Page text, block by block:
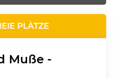
PLÄTZE
Muße -